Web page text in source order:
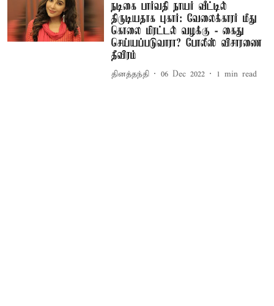
நடிகை பார்வதி நாயர் வீட்டில்
திருடியதாக புகார்: வேலைக்காரர் மீது
கொலை மிரட்டல் வழக்கு - கைது
செய்யப்படுவாரா? போலீஸ் விசாரணை
தீவிரம்
தினத்தந்தி 06 Dec 2022 1 min read